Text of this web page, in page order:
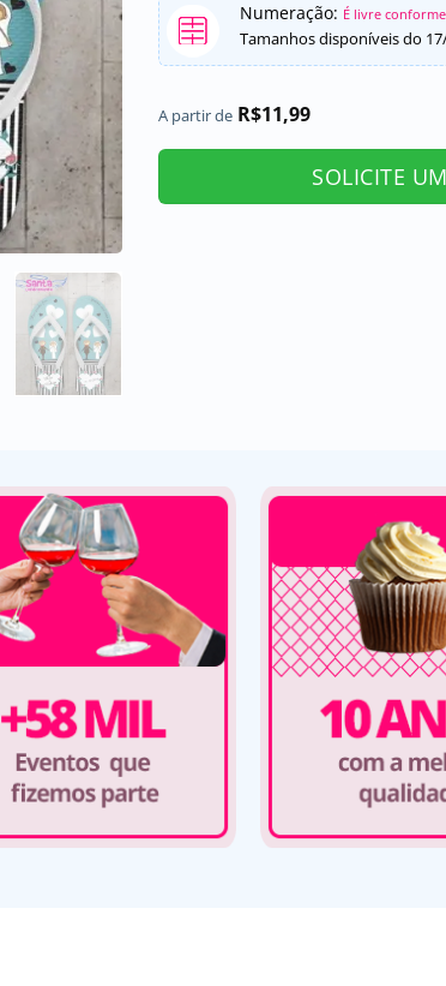
Numeração: É livre
Tamanhos disponíveis do
A partir de R$11,99
SOLICITE